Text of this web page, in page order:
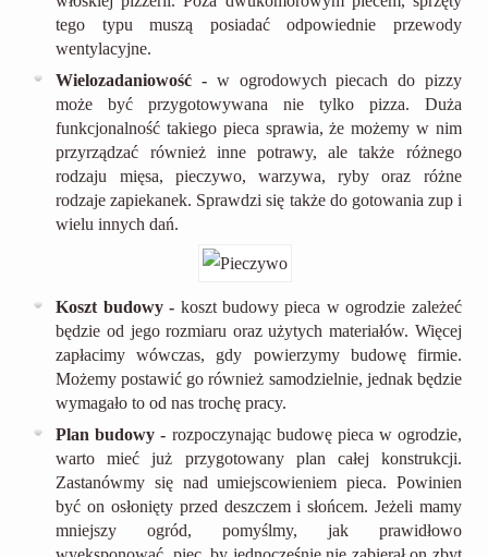
tego typu muszą posiadać odpowiednie przewody
wentylacyjne.
Wielozadaniowość - w ogrodowych piecach do pizzy
może być przygotowywana nie tylko pizza. Duża
funkcjonalność takiego pieca sprawia, że możemy w nim
przyrządzać również inne potrawy, ale także różnego
rodzaju mięsa, pieczywo, warzywa, ryby oraz różne
rodzaje zapiekanek. Sprawdzi się także do gotowania zup i
wielu innych dań.
Koszt budowy - koszt budowy pieca w ogrodzie zależeć
będzie od jego rozmiaru oraz użytych materiałów. Więcej
zapłacimy wówczas, gdy powierzymy budowę firmie.
Możemy postawić go również samodzielnie, jednak będzie
wymagało to od nas trochę pracy.
Plan budowy - rozpoczynając budowę pieca w ogrodzie,
warto mieć już przygotowany plan całej konstrukcji.
Zastanówmy się nad umiejscowieniem pieca. Powinien
być on osłonięty przed deszczem i słońcem. Jeżeli mamy
mniejszy ogród, pomyślmy, jak prawidłowo